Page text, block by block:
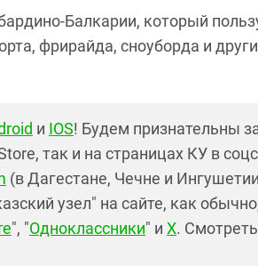
Балкарии, который
фрирайда, сноуборда и
и IOS! Будем признательны
так и на страницах КУ в
(в Дагестане, Чечне и
узел" на сайте, как
", "Одноклассники" и X.